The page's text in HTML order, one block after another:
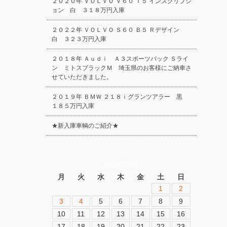
ョン 白 ３１８万円入庫
２０２２年 ＶＯＬＶＯ Ｓ６０ Ｂ５ Ｒデザイン
白 ３２３万円入庫
２０１８年 Ａｕｄｉ Ａ３スポーツバック Ｓライ
ン ミトスブラックＭ 埼玉県のお客様にご納車さ
せていただきました。
２０１９年 ＢＭＷ ２１８ｉグランツアラー 黒
１８５万円入庫
★新入庫車輌のご紹介★
月
火 水 木 金 土
日
1
2
3
4 5 6 7 8
9
10
11 12 13 14 15
16